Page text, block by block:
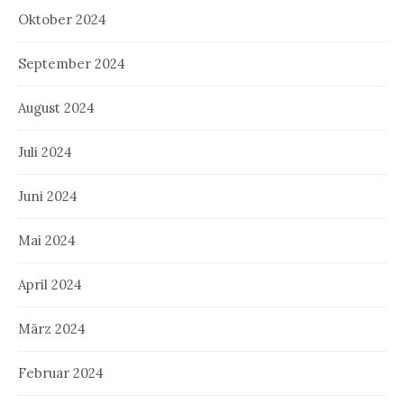
Oktober 2024
September 2024
August 2024
Juli 2024
Juni 2024
Mai 2024
April 2024
März 2024
Februar 2024